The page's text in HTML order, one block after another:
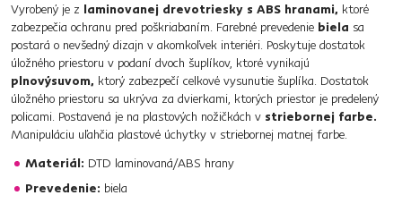
Vyrobený je z laminovanej drevotriesky s ABS hranami, ktoré
zabezpečia ochranu pred poškriabaním. Farebné prevedenie biela sa
postará o nevšedný dizajn v akomkoľvek interiéri. Poskytuje dostatok
úložného priestoru v podaní dvoch šuplíkov, ktoré vynikajú
plnovýsuvom, ktorý zabezpečí celkové vysunutie šuplíka. Dostatok
úložného priestoru sa ukrýva za dvierkami, ktorých priestor je predelený
policami. Postavená je na plastových nožičkách v striebornej farbe.
Manipuláciu uľahčia plastové úchytky v striebornej matnej farbe.
Materiál: DTD laminovaná/ABS hrany
Prevedenie: biela